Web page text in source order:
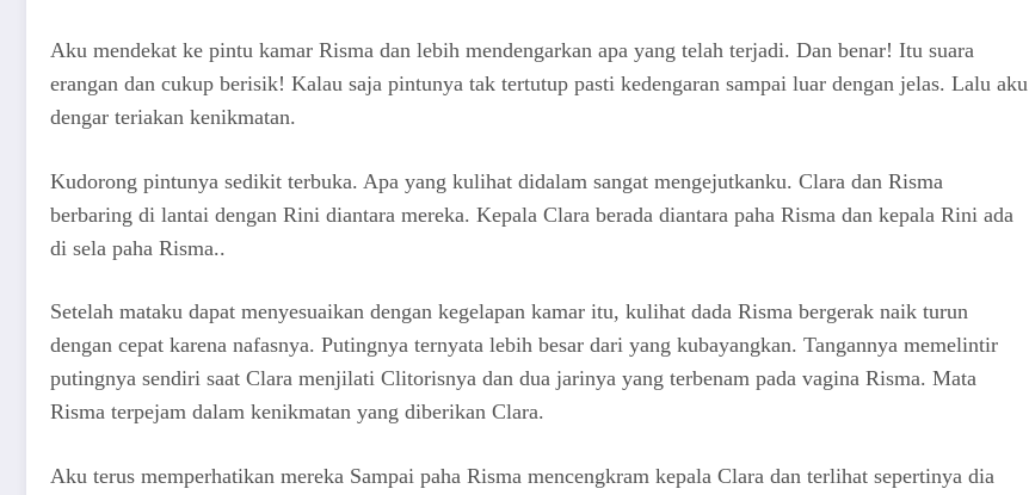
Aku mendekat ke pintu kamar Risma dan lebih mendengarkan apa yang telah terjadi. Dan benar! Itu suara
erangan dan cukup berisik! Kalau saja pintunya tak tertutup pasti kedengaran sampai luar dengan jelas. Lalu aku
dengar teriakan kenikmatan.
Kudorong pintunya sedikit terbuka. Apa yang kulihat didalam sangat mengejutkanku. Clara dan Risma
berbaring di lantai dengan Rini diantara mereka. Kepala Clara berada diantara paha Risma dan kepala Rini ada
di sela paha Risma..
Setelah mataku dapat menyesuaikan dengan kegelapan kamar itu, kulihat dada Risma bergerak naik turun
dengan cepat karena nafasnya. Putingnya ternyata lebih besar dari yang kubayangkan. Tangannya memelintir
putingnya sendiri saat Clara menjilati Clitorisnya dan dua jarinya yang terbenam pada vagina Risma. Mata
Risma terpejam dalam kenikmatan yang diberikan Clara.
Aku terus memperhatikan mereka Sampai paha Risma mencengkram kepala Clara dan terlihat sepertinya dia